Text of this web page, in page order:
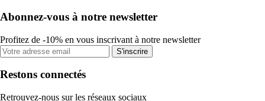
Abonnez-vous à notre newsletter
Profitez de -10% en vous inscrivant à notre newsletter
S'inscrire
Restons connectés
Retrouvez-nous sur les réseaux sociaux